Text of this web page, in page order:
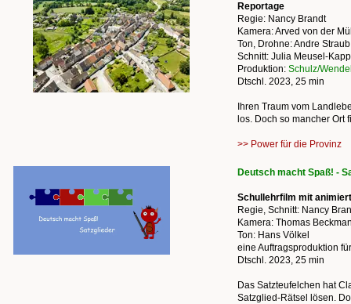
Reportage
Regie: Nancy Brandt
Kamera: Arved von der
Ton, Drohne: Andre
Schnitt: Julia Meusel-
Produktion: Schulz/
Dtschl. 2023, 25 min
Ihren Traum vom
los. Doch so mancher Ort
>> Power für die Provinz
Deutsch macht Spaß! -
Schullehrfilm mit
Regie, Schnitt: Nancy
Kamera: Thomas
Ton: Hans Völkel
eine Auftragsproduktion
Dtschl. 2023, 25 min
Das Satzteufelchen hat
Satzglied-Rätsel lösen.